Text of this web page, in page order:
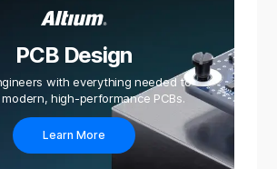
PCB Design
with everything needed to
high-performance PCBs.
Learn More